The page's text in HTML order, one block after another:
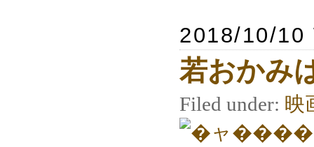
2018/10/10
若おかみ
Filed under: 映